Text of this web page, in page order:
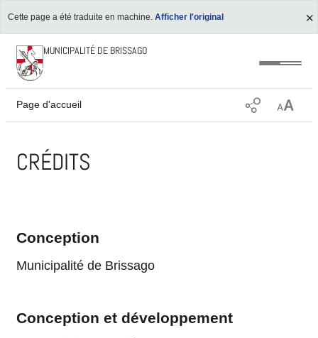
Cette page a été traduite en machine. Afficher l'original
MUNICIPALITÉ DE BRISSAGO
Page d'accueil
CRÉDITS
Conception
Municipalité de Brissago
Conception et développement